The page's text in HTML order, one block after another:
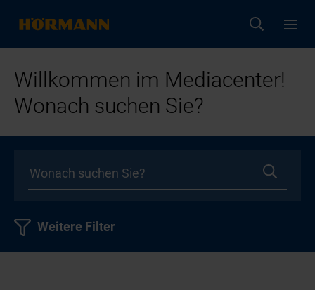
Willkommen im Mediacenter!
Wonach suchen Sie?
Weitere Filter